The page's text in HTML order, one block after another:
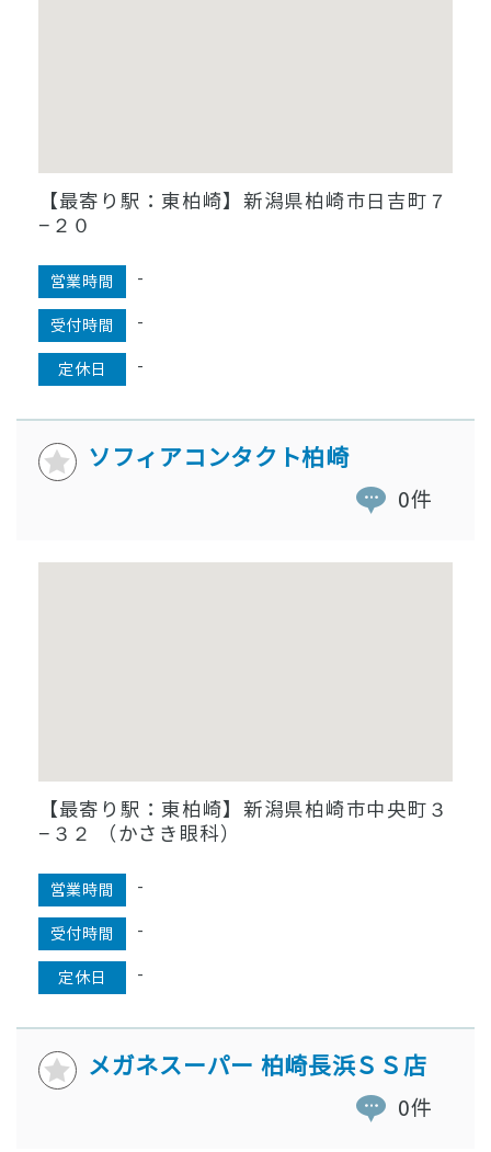
【最寄り駅：東柏崎】新潟県柏崎市日吉町７
−２０
営業時間 -
受付時間 -
定休日 -
ソフィアコンタクト柏崎
0件
【最寄り駅：東柏崎】新潟県柏崎市中央町３
−３２ （かさき眼科）
営業時間 -
受付時間 -
定休日 -
メガネスーパー 柏崎長浜ＳＳ店
0件